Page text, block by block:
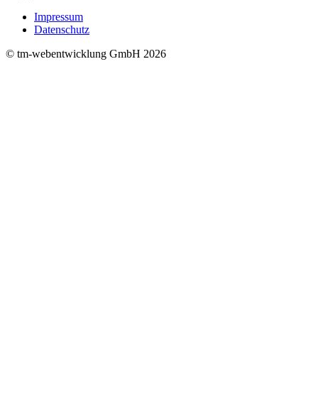
Impressum
Datenschutz
© tm-webentwicklung GmbH 2026